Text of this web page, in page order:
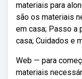
materiais para
são os materiais
em casa; Passo a
casa; Cuidados e
Web — para
materiais